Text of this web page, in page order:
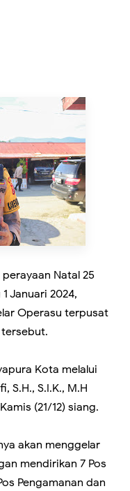
Natal 25
Januari 2024,
Operasu terpusat
Kota melalui
S.H., S.I.K., M.H
(21/12) siang.
akan menggelar
mendirikan 7 Pos
Pengamanan dan